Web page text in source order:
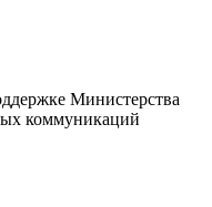
Министерства
коммуникаций